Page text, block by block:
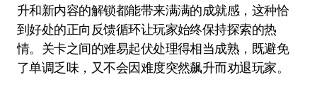
升和新内容的解锁都能带来满满的成就感，这种恰
到好处的正向反馈循环让玩家始终保持探索的热
情。关卡之间的难易起伏处理得相当成熟，既避免
了单调乏味，又不会因难度突然飙升而劝退玩家。